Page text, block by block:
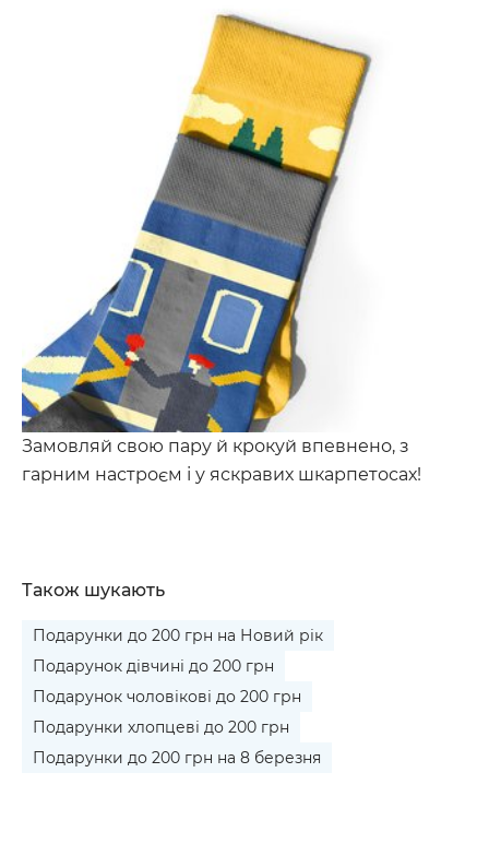
Замовляй свою пару й крокуй впевнено, з
гарним настроєм і у яскравих шкарпетосах!
Також шукають
Подарунки до 200 грн на Новий рік
Подарунок дівчині до 200 грн
Подарунок чоловікові до 200 грн
Подарунки хлопцеві до 200 грн
Подарунки до 200 грн на 8 березня